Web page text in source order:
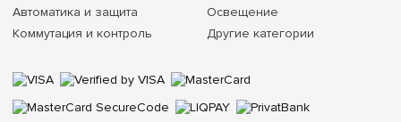
Автоматика и защита
Коммутация и контроль
Освещение
Другие категории